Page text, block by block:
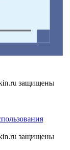
защищены
защищены